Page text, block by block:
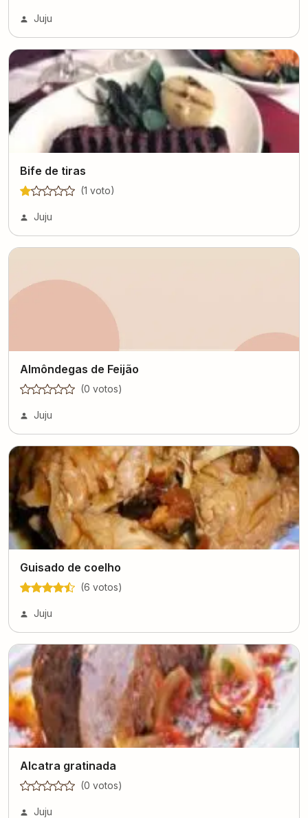
Juju
Bife de tiras
(1 voto)
Juju
Almôndegas de Feijão
(0 votos)
Juju
Guisado de coelho
(6 votos)
Juju
Alcatra gratinada
(0 votos)
Juju